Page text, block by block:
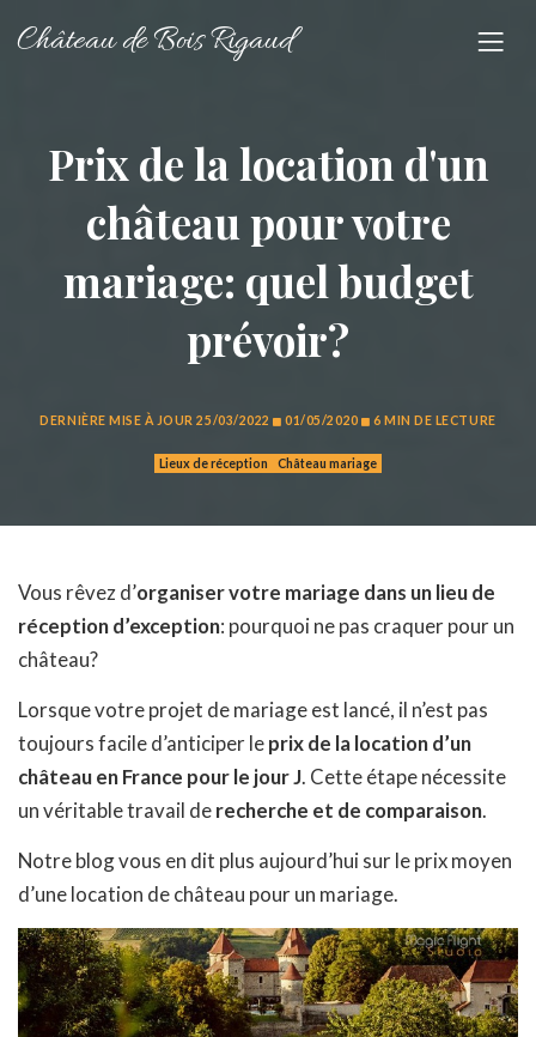
Château de Bois Rigaud
Prix de la location d'un
château pour votre
mariage: quel budget
prévoir?
DERNIÈRE MISE À JOUR25/03/2022 01/05/2020 6 MIN DE LECTURE
Lieux de réception Château mariage
Vous rêvez d’organiser votre mariage dans un lieu de
réception d’exception: pourquoi ne pas craquer pour un
château?
Lorsque votre projet de mariage est lancé, il n’est pas
toujours facile d’anticiper leprix de la location d’un
château en France pour le jour J. Cette étape nécessite
un véritable travail derecherche et de comparaison.
Notre blog vous en dit plus aujourd’hui sur le prix moyen
d’une location de château pour un mariage.